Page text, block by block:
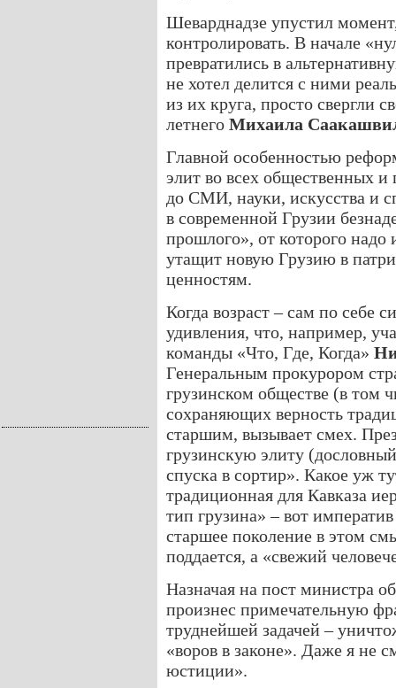
Шеварднадзе упустил
контролировать. В начале
превратились в
не хотел делится с ними
из их круга, просто свергли
летнего Михаила
Главной особенностью
элит во всех общественных
до СМИ, науки, искусства и
в современной Грузии
прошлого», от которого надо
утащит новую Грузию в
ценностям.
Когда возраст – сам по себе
удивления, что, например,
команды «Что, Где, Когда»
Генеральным прокурором
грузинском обществе (в том
сохраняющих верность
старшим, вызывает смех.
грузинскую элиту
спуска в сортир». Какое уж
традиционная для Кавказа
тип грузина» – вот
старшее поколение в этом
поддается, а «свежий
Назначая на пост министра
произнес примечательную
труднейшей задачей –
«воров в законе». Даже я не
юстиции».